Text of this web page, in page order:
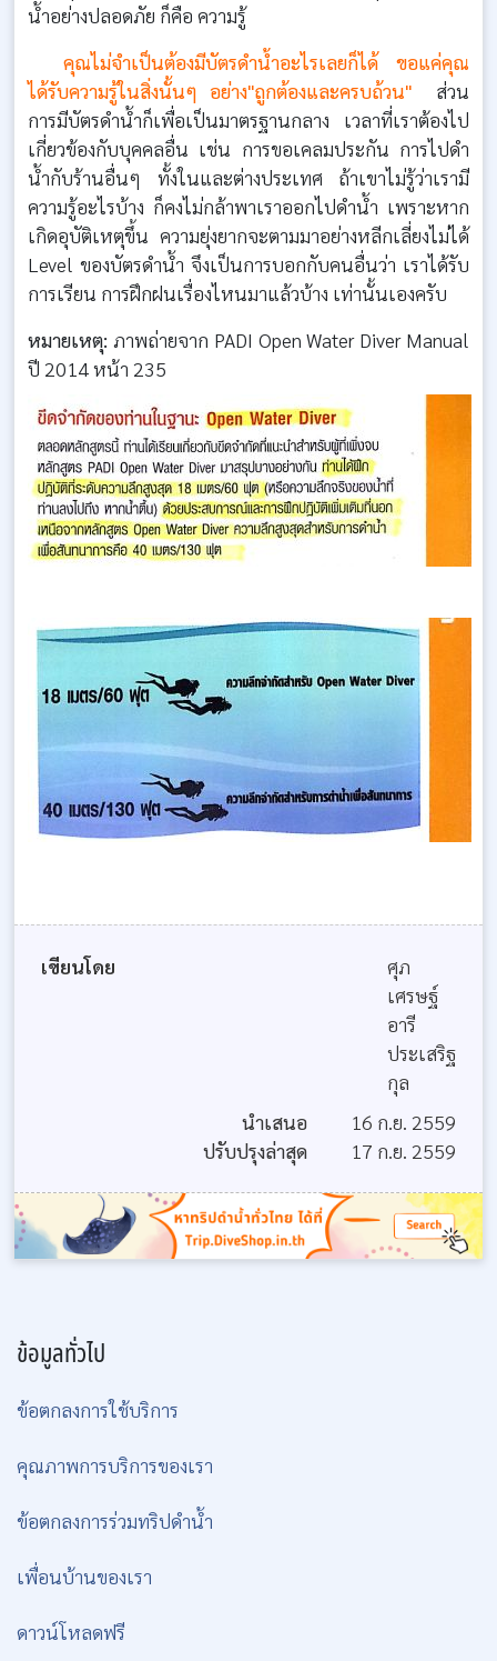
น้ำอย่างปลอดภัย ก็คือ ความรู้
คุณไม่จำเป็นต้องมีบัตรดำน้ำอะไรเลยก็ได้ ขอแค่คุณ
ได้รับความรู้ในสิ่งนั้นๆ อย่าง"ถูกต้องและครบถ้วน" ส่วน
การมีบัตรดำน้ำก็เพื่อเป็นมาตรฐานกลาง เวลาที่เราต้องไป
เกี่ยวข้องกับบุคคลอื่น เช่น การขอเคลมประกัน การไปดำ
น้ำกับร้านอื่นๆ ทั้งในและต่างประเทศ ถ้าเขาไม่รู้ว่าเรามี
ความรู้อะไรบ้าง ก็คงไม่กล้าพาเราออกไปดำน้ำ เพราะหาก
เกิดอุบัติเหตุขึ้น ความยุ่งยากจะตามมาอย่างหลีกเลี่ยงไม่ได้
Level ของบัตรดำน้ำ จึงเป็นการบอกกับคนอื่นว่า เราได้รับ
การเรียน การฝึกฝนเรื่องไหนมาแล้วบ้าง เท่านั้นเองครับ
หมายเหตุ: ภาพถ่ายจาก PADI Open Water Diver Manual
ปี 2014 หน้า 235
เขียนโดย
ศุภ
เศรษฐ์
อารี
ประเสริฐ
กุล
นำเสนอ
16 ก.ย. 2559
ปรับปรุงล่าสุด
17 ก.ย. 2559
ข้อมูลทั่วไป
ข้อตกลงการใช้บริการ
คุณภาพการบริการของเรา
ข้อตกลงการร่วมทริปดำน้ำ
เพื่อนบ้านของเรา
ดาวน์โหลดฟรี